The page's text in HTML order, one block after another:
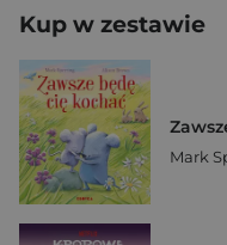
Kup w zestawie
Mark